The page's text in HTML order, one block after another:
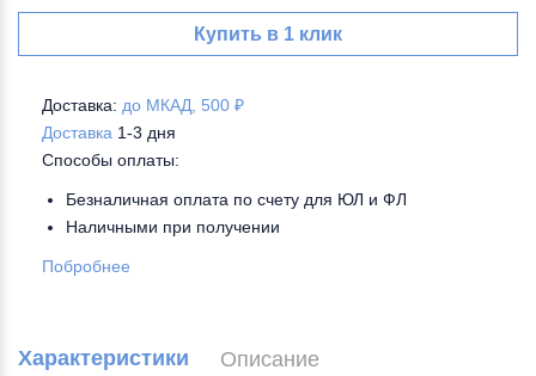
Купить в 1 клик
Доставка: до МКАД, 500 ₽
Доставка 1-3 дня
Способы оплаты:
Безналичная оплата по счету для ЮЛ и ФЛ
Наличными при получении
Побробнее
Характеристики Описание